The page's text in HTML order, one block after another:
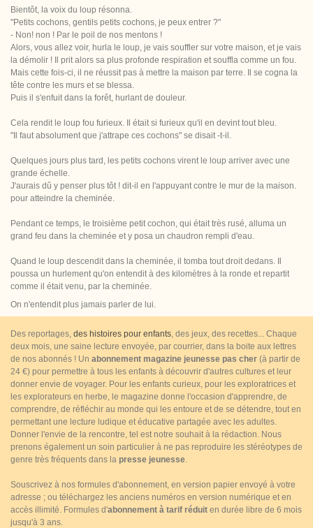
Bientôt, la voix du loup résonna.
"Petits cochons, gentils petits cochons, je peux entrer ?"
- Non! non ! Par le poil de nos mentons !
Alors, vous allez voir, hurla le loup, je vais souffler sur votre maison, et je vais
la démolir ! Il prit alors sa plus profonde respiration et souffla comme un fou.
Mais cette fois-ci, il ne réussit pas à mettre la maison par terre. Il se cogna la
tête contre les murs et se blessa.
Puis il s'enfuit dans la forêt, hurlant de douleur.
Cela rendit le loup fou furieux. Il était si furieux qu'il en devint tout bleu.
"Il faut absolument que j'attrape ces cochons" se disait -t-il.
Quelques jours plus tard, les petits cochons virent le loup arriver avec une
grande échelle.
J'aurais dû y penser plus tôt ! dit-il en l'appuyant contre le mur de la maison.
pour atteindre la cheminée.
Pendant ce temps, le troisième petit cochon, qui était très rusé, alluma un
grand feu dans la cheminée et y posa un chaudron rempli d'eau.
Quand le loup descendit dans la cheminée, il tomba tout droit dedans. Il
poussa un hurlement qu'on entendit à des kilomètres à la ronde et repartit
comme il était venu, par la cheminée.
On n'entendit plus jamais parler de lui.
Des reportages, des histoires pour enfants, des jeux, des recettes... Chaque
deux mois, une saine lecture envoyée, par courrier, dans la boite aux lettres
de nos abonnés ! Un abonnement magazine jeunesse pas cher (à partir de
24 €) pour permettre à tous les enfants à découvrir d'autres cultures et leur
donner envie de voyager. Pour les enfants curieux, pour les exploratrices et
les explorateurs en herbe, le magazine donne l'occasion d'apprendre, de
comprendre, de réfléchir au monde qui les entoure et de se détendre, tout en
permettant une lecture ludique et éducative partagée avec les adultes.
Donner l'envie de la rencontre, tel est notre souhait à la rédaction. Nous
prenons également un soin particulier à ne pas reproduire les stéréotypes de
genre très fréquents dans la presse jeunesse.
Souscrivez à nos formules d'abonnement, en version papier envoyé à votre
adresse ; ou téléchargez les anciens numéros en version numérique et en
accès illimité. Formules d'abonnement à tarif réduit en durée libre de 6 mois
jusqu'à 3 ans.